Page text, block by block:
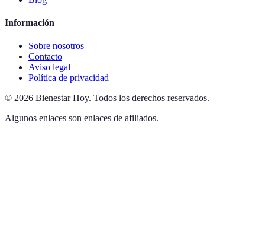
Información
Sobre nosotros
Contacto
Aviso legal
Política de privacidad
© 2026 Bienestar Hoy. Todos los derechos reservados.
Algunos enlaces son enlaces de afiliados.